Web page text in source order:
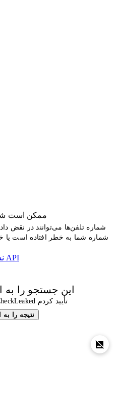
⚠️ ممکن است
شماره تلفن‌ها می‌توانند در نقض
شماره شما به خطر افتاده است یا
ادغام API
این جستجو را به
من این شماره را با CheckLeaked تأیید کردم
نتیجه را